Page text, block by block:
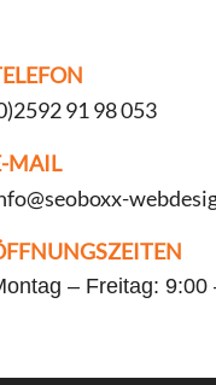
91 98 053
MAIL
– Freitag: 9:00